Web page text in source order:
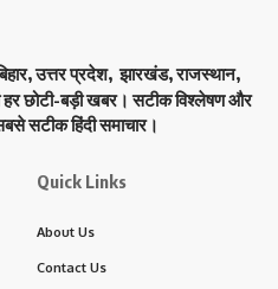
उत्तर प्रदेश, झारखंड, राजस्थान,
हर छोटी-बड़ी खबर। सटीक विश्लेषण और
सटीक हिंदी समाचार।
Quick Links
About Us
Contact Us